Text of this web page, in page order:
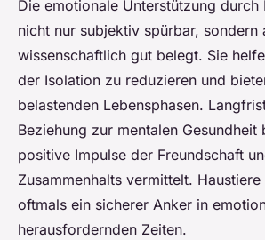
Die emotionale Unterstützung durch
nicht nur subjektiv spürbar, sondern
wissenschaftlich gut belegt. Sie
der Isolation zu reduzieren und
belastenden Lebensphasen.
Beziehung zur mentalen Gesundheit
positive Impulse der Freundschaft
Zusammenhalts vermittelt.
oftmals ein sicherer Anker in
herausfordernden Zeiten.